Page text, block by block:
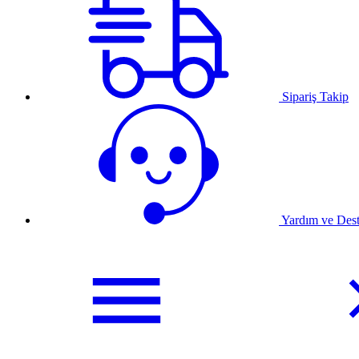
Sipariş Takip
Yardım ve